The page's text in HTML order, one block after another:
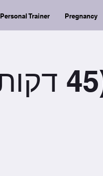
Personal Trainer Pregnancy